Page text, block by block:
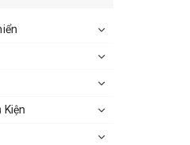
Kiện